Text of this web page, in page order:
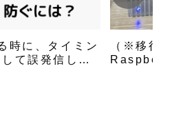
時に、タイミン
て誤発信して
（※移行